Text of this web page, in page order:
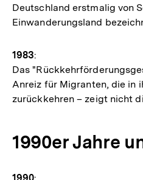
Deutschland erstmalig von
Einwanderungsland
1983:
Das
Anreiz für Migranten, die in
zurückkehren – zeigt nicht
1990er Jahre